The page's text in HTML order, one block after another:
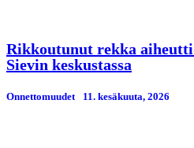
Rikkoutunut rekka
Sievin keskustassa
Onnettomuudet 11. kesäkuuta, 2026